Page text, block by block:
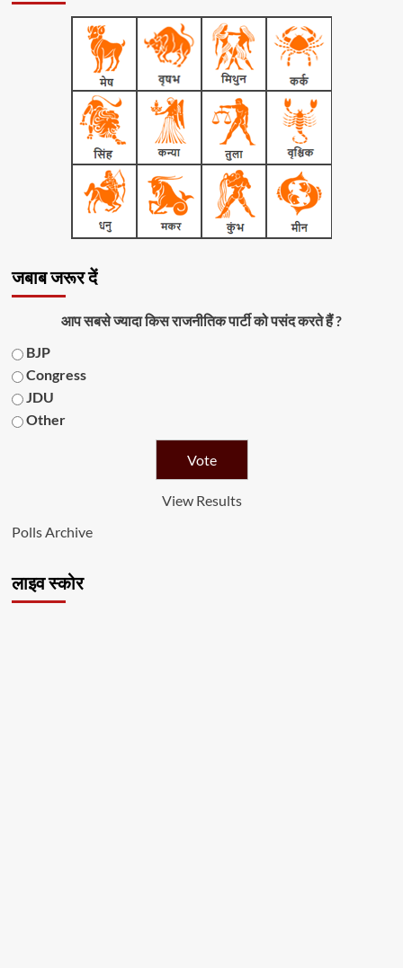
जबाब जरूर दें
आप सबसे ज्यादा किस राजनीतिक पार्टी को पसंद करते हैं ?
BJP
Congress
JDU
Other
View Results
Polls Archive
लाइव स्कोर